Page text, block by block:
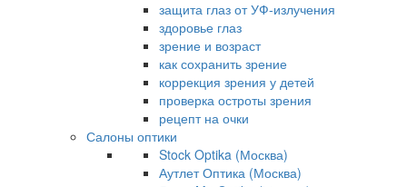
защита глаз от УФ-излучения
здоровье глаз
зрение и возраст
как сохранить зрение
коррекция зрения у детей
проверка остроты зрения
рецепт на очки
Салоны оптики
Stock Optika (Москва)
Аутлет Оптика (Москва)